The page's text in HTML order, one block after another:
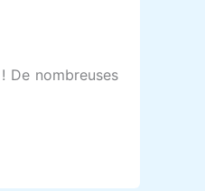
De nombreuses